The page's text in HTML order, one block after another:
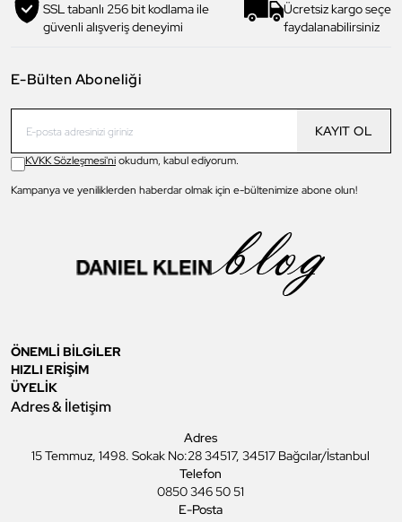
SSL tabanlı 256 bit kodlama ile
güvenli alışveriş deneyimi
Ücretsiz kargo
faydalanabilirsiniz
E-Bülten Aboneliği
KAYIT OL
KVKK Sözleşmesi'niokudum, kabul ediyorum.
Kampanya ve yeniliklerden haberdar olmak için e-bültenimize abone olun!
ÖNEMLİ BİLGİLER
HIZLI ERİŞİM
ÜYELİK
Adres & İletişim
Adres
15 Temmuz, 1498. Sokak No:28 34517, 34517 Bağcılar/İstanbul
Telefon
0850 346 50 51
E-Posta